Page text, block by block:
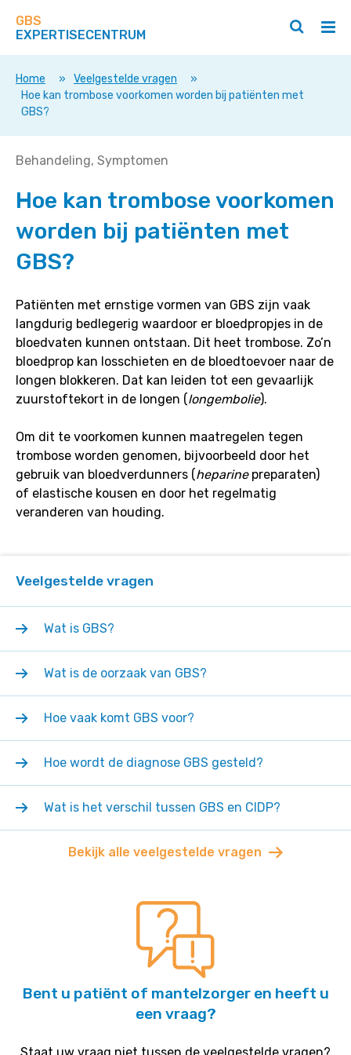
direct
op
deze
GBS
EXPERTISECENTRUM
/
Zoeken
/
Home » Veelgestelde vragen
»
Hoe kan trombose voorkomen worden bij patiënten met
GBS?
Hoe
trombose
worden
bij
patiënten
GBS?
Behandeling Symptomen
Hoe kan trombose voorkomen
worden bij patiënten met
GBS?
Patiënten met ernstige vormen van GBS zijn vaak
langdurig bedlegerig waardoor er bloedpropjes in de
bloedvaten kunnen ontstaan. Dit heet trombose. Zo’n
bloedprop kan losschieten en de bloedtoevoer naar de
longen blokkeren. Dat kan leiden tot een gevaarlijk
zuurstoftekort in de longen (longembolie).
Om dit te voorkomen kunnen maatregelen tegen
trombose worden genomen, bijvoorbeeld door het
gebruik van bloedverdunners (heparine preparaten)
of elastische kousen en door het regelmatig
veranderen van houding.
Veelgestelde vragen
Wat is GBS?
Wat is de oorzaak van GBS?
Hoe vaak komt GBS voor?
Hoe wordt de diagnose GBS gesteld?
Wat is het verschil tussen GBS en CIDP?
Bekijk alle veelgestelde vragen
Bent u patiënt of mantelzorger en heeft u
een vraag?
Staat uw vraag niet tussen de veelgestelde vragen?